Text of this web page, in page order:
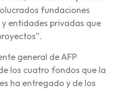
fundaciones
entidades privadas que
general de AFP
los cuatro fondos que la
ha entregado y de los